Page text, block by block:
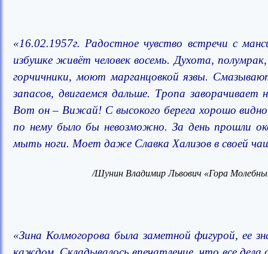
«16.02.1957г. Радостное чувство встречи с
избушке живёт человек восемь. Духота,
горчичники, моют марганцовкой язвы.
запасов, двигаемся дальше. Тропа
Вот он – Вижай! С высокого берега хорошо
по нему было бы невозможно. За день прошли
мыть ноги. Моет даже Славка Хализов в своей
/Шунин Владимир Львович «Гора
«Зина Колмогорова была заметной фигурой, ее